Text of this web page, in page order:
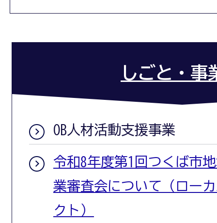
しごと・事
OB人材活動支援事業
令和8年度第1回つくば市
業審査会について（ロー
クト）